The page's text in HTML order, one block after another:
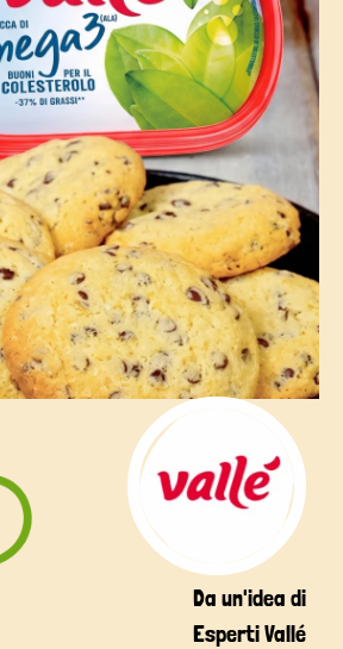
Da un'idea di
Esperti Vallé